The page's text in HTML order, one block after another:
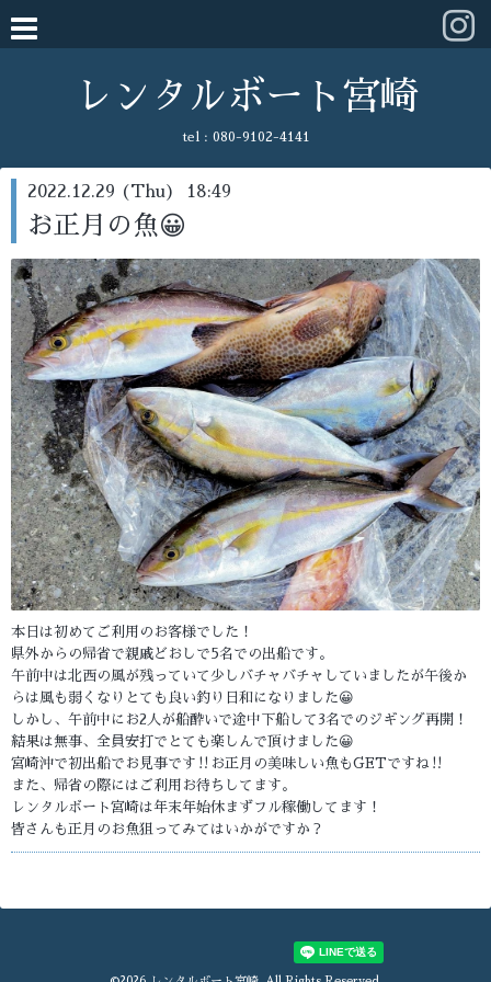
レンタルボート宮崎
tel : 080-9102-4141
2022.12.29 (Thu) 18:49
お正月の魚😀
本日は初めてご利用のお客様でした！
県外からの帰省で親戚どおしで5名での出船です。
午前中は北西の風が残っていて少しバチャバチャしていましたが午後か
らは風も弱くなりとても良い釣り日和になりました😀
しかし、午前中にお2人が船酔いで途中下船して3名でのジギング再開！
結果は無事、全員安打でとても楽しんで頂けました😀
宮崎沖で初出船でお見事です‼️お正月の美味しい魚もGETですね‼️
また、帰省の際にはご利用お待ちしてます。
レンタルボート宮崎は年末年始休まずフル稼働してます！
皆さんも正月のお魚狙ってみてはいかがですか？